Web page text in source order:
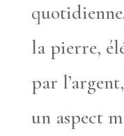
la pierre,
par
un aspect